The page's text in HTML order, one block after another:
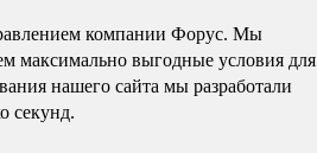
компании Форус. Мы
максимально выгодные условия для
нашего сайта мы разработали
секунд.